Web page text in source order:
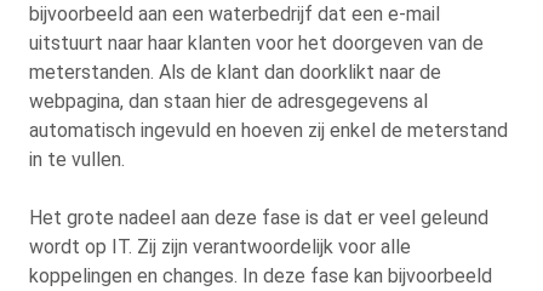
bijvoorbeeld aan een waterbedrijf dat een e-mail
uitstuurt naar haar klanten voor het doorgeven van de
meterstanden. Als de klant dan doorklikt naar de
webpagina, dan staan hier de adresgegevens al
automatisch ingevuld en hoeven zij enkel de meterstand
in te vullen.
Het grote nadeel aan deze fase is dat er veel geleund
wordt op IT. Zij zijn verantwoordelijk voor alle
koppelingen en changes. In deze fase kan bijvoorbeeld